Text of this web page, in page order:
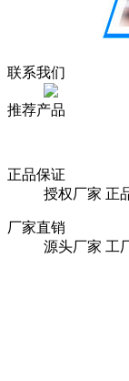
联系我们
推荐产品
正品保证
授权厂家 正
厂家直销
源头厂家 工